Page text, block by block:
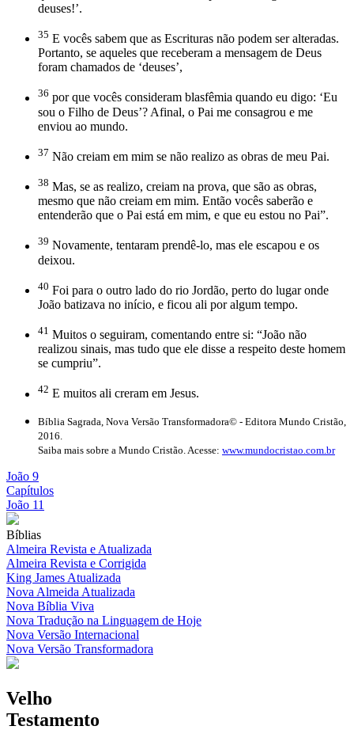
deuses!’.
35 E vocês sabem que as Escrituras não podem ser alteradas.
Portanto, se aqueles que receberam a mensagem de Deus
foram chamados de ‘deuses’,
36 por que vocês consideram blasfêmia quando eu digo: ‘Eu
sou o Filho de Deus’? Afinal, o Pai me consagrou e me
enviou ao mundo.
37 Não creiam em mim se não realizo as obras de meu Pai.
38 Mas, se as realizo, creiam na prova, que são as obras,
mesmo que não creiam em mim. Então vocês saberão e
entenderão que o Pai está em mim, e que eu estou no Pai”.
39 Novamente, tentaram prendê-lo, mas ele escapou e os
deixou.
40 Foi para o outro lado do rio Jordão, perto do lugar onde
João batizava no início, e ficou ali por algum tempo.
41 Muitos o seguiram, comentando entre si: “João não
realizou sinais, mas tudo que ele disse a respeito deste homem
se cumpriu”.
42 E muitos ali creram em Jesus.
Bíblia Sagrada, Nova Versão Transformadora© - Editora Mundo Cristão,
2016.
Saiba mais sobre a Mundo Cristão. Acesse: www.mundocristao.com.br
João 9
Capítulos
João 11
Bíblias
Almeira Revista e Atualizada
Almeira Revista e Corrigida
King James Atualizada
Nova Almeida Atualizada
Nova Bíblia Viva
Nova Tradução na Linguagem de Hoje
Nova Versão Internacional
Nova Versão Transformadora
Velho
Testamento